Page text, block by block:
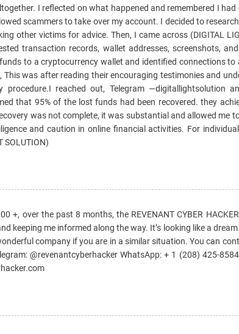
I reflected on what happened and remembered I had
scammers to take over my account. I decided to
other victims for advice. Then, I came across (DIGITAL
transaction records, wallet addresses, screenshots,
to a cryptocurrency wallet and identified connections to
was after reading their encouraging testimonies and
reached out, Telegram —digitallightsolution
that 95% of the lost funds had been recovered. they
was not complete, it was substantial and allowed me
and caution in online financial activities. For
SOLUTION)
+, over the past 8 months, the REVENANT CYBER
keeping me informed along the way. It’s looking like a dream
company if you are in a similar situation. You can
@revenantcyberhacker WhatsApp: + 1 (208) 425-